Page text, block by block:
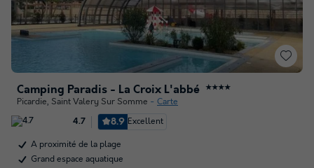
Camping Paradis - La Croix L'abbé ★★★★
Picardie, Saint Valery Sur Somme Carte
4.7 8.9 Excellent
A proximité de la plage
Grand espace aquatique